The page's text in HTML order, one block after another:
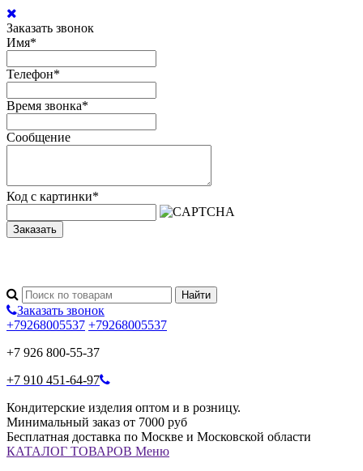
Заказать звонок
Имя*
Телефон*
Время звонка*
Сообщение
Код с картинки*
Заказать
Заказать звонок
+79268005537 +79268005537
+7 926 800-55-37
+7 910 451-64-97
Кондитерские изделия оптом и в розницу.
Минимальный заказ от 7000 руб
Бесплатная доставка по Москве и Московской области
КАТАЛОГ ТОВАРОВ Меню